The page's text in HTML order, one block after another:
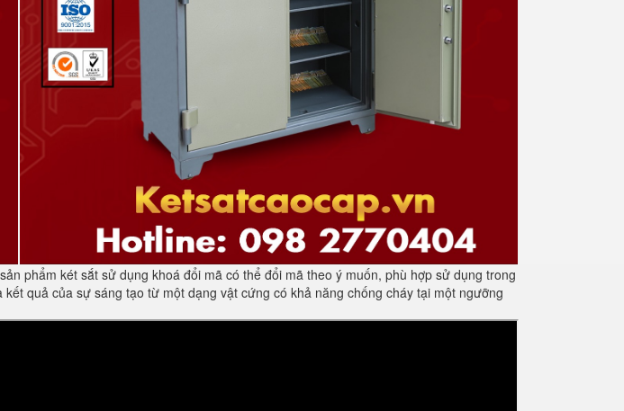
phẩm két sắt sử dụng khoá đổi mã có thể đổi mã theo ý muốn, phù hợp sử dụng trong
quả của sự sáng tạo từ một dạng vật cứng có khả năng chống cháy tại một ngưỡng